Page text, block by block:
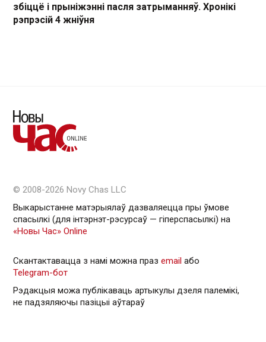
збіццё і прыніжэнні пасля затрыманняў. Хронікі
рэпрэсій 4 жніўня
© 2008-2026 Novy Chas LLC
Выкарыстанне матэрыялаў дазваляецца пры ўмове
спасылкі (для інтэрнэт-рэсурсаў — гiперспасылкi) на
«Новы Час» Online
Скантактавацца з намі можна праз email або
Telegram-бот
Рэдакцыя можа публікаваць артыкулы дзеля палемікі,
не падзяляючы пазіцыі аўтараў